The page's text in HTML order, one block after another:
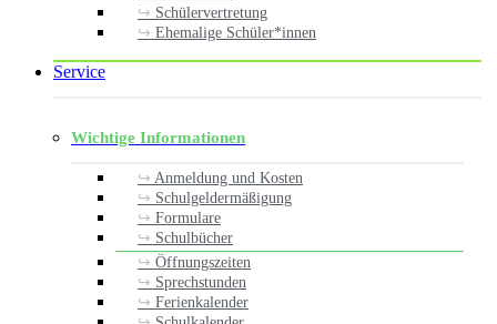
Schülervertretung
Ehemalige Schüler*innen
Service
Wichtige Informationen
Anmeldung und Kosten
Schulgeldermäßigung
Formulare
Schulbücher
Öffnungszeiten
Sprechstunden
Ferienkalender